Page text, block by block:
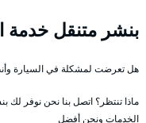
بنشر متنقل خدمة
هل تعرضت لمشكلة في السيارة
ماذا تنتظر؟ اتصل بنا نحن نوفر
الخدمات ونحن أفضل